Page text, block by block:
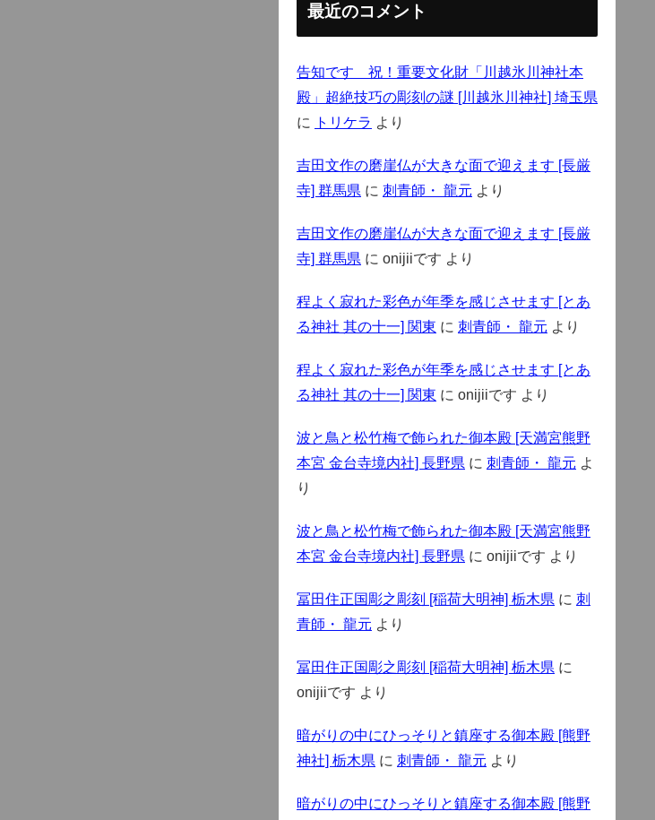
最近のコメント
告知です 祝！重要文化財「川越氷川神社本
殿」超絶技巧の彫刻の謎 [川越氷川神社] 埼玉県
に
トリケラ より
吉田文作の磨崖仏が大きな面で迎えます [長厳
寺] 群馬県 に 刺青師・ 龍元 より
吉田文作の磨崖仏が大きな面で迎えます [長厳
寺] 群馬県 に onijiiです より
程よく寂れた彩色が年季を感じさせます [とあ
る神社 其の十一] 関東 に 刺青師・ 龍元 より
程よく寂れた彩色が年季を感じさせます [とあ
る神社 其の十一] 関東 に onijiiです より
波と鳥と松竹梅で飾られた御本殿 [天満宮熊野
本宮 金台寺境内社] 長野県 に 刺青師・ 龍元 よ
り
波と鳥と松竹梅で飾られた御本殿 [天満宮熊野
本宮 金台寺境内社] 長野県 に onijiiです より
冨田住正国彫之彫刻 [稲荷大明神] 栃木県 に 刺
青師・ 龍元 より
冨田住正国彫之彫刻 [稲荷大明神] 栃木県 に
onijiiです より
暗がりの中にひっそりと鎮座する御本殿 [熊野
神社] 栃木県 に 刺青師・ 龍元 より
暗がりの中にひっそりと鎮座する御本殿 [熊野